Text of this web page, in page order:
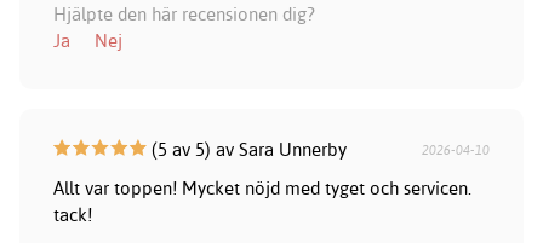
Hjälpte den här recensionen dig?
Ja
Nej
(5 av 5) av Sara Unnerby 2026-04-10
Allt var toppen! Mycket nöjd med tyget och servicen.
tack!